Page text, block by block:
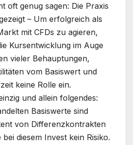
oft genug sagen: Die Praxis
– Um erfolgreich als
mit CFDs zu agieren,
Kursentwicklung im Auge
vieler Behauptungen,
vom Basiswert und
keine Rolle ein.
und allein folgendes:
Basiswerte sind
von Differenzkontrakten
diesem Invest kein Risiko.